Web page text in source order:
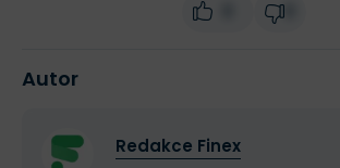
Autor
Redakce Finex